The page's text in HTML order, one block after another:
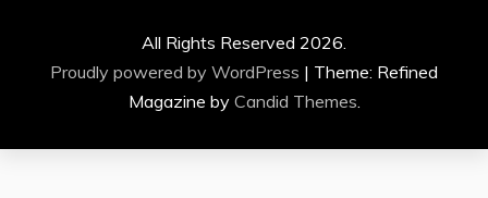
All Rights Reserved 2026.
Proudly powered by WordPress | Theme: Refined
Magazine by Candid Themes